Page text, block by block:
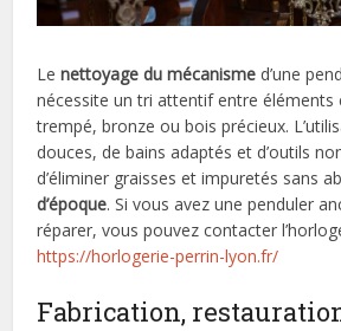
Lenettoyage du mécanisme d’une
nécessite un tri attentif entre éléments
trempé, bronze ou bois précieux.
douces, de bains adaptés et d’outils
d’éliminer graisses et impuretés sans
d’époque. Si vous avez une penduler
réparer, vous pouvez contacter
https://horlogerie-perrin-lyon.fr/
Fabrication,